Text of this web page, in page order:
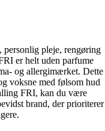
personlig pleje, rengøring
er helt uden parfume
og allergimærket. Dette
voksne med følsom hud
FRI, kan du være
brand, der prioriterer